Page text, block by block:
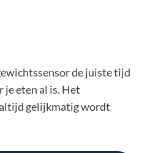
de juiste tijd
eten al is. Het
altijd gelijkmatig wordt